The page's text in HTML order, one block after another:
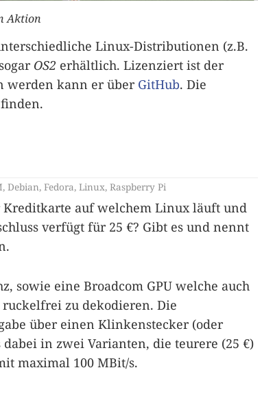
Aktion
Linux-Distributionen (z.B.
OS2 erhältlich. Lizenziert ist der
werden kann er über GitHub. Die
, Debian, Fedora, Linux, Raspberry Pi
auf welchem Linux läuft und
verfügt für 25 €? Gibt es und nennt
sowie eine Broadcom GPU welche auch
zu dekodieren. Die
über einen Klinkenstecker (oder
in zwei Varianten, die teurere (25 €)
maximal 100 MBit/s.